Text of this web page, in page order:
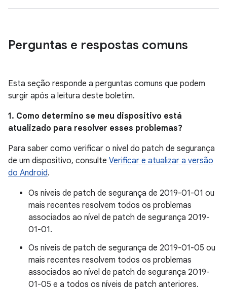
Perguntas e respostas comuns
Esta seção responde a perguntas comuns que podem
surgir após a leitura deste boletim.
1. Como determino se meu dispositivo está
atualizado para resolver esses problemas?
Para saber como verificar o nível do patch de segurança
de um dispositivo, consulte Verificar e atualizar a versão
do Android.
Os níveis de patch de segurança de 2019-01-01 ou
mais recentes resolvem todos os problemas
associados ao nível de patch de segurança 2019-
01-01.
Os níveis de patch de segurança de 2019-01-05 ou
mais recentes resolvem todos os problemas
associados ao nível de patch de segurança 2019-
01-05 e a todos os níveis de patch anteriores.